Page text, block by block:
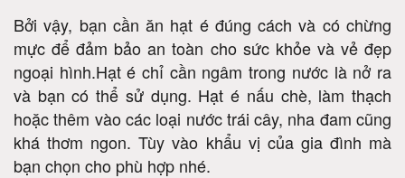
Bởi vậy, bạn cần ăn hạt é đúng cách và có chừng
mực để đảm bảo an toàn cho sức khỏe và vẻ đẹp
ngoại hình.Hạt é chỉ cần ngâm trong nước là nở ra
và bạn có thể sử dụng. Hạt é nấu chè, làm thạch
hoặc thêm vào các loại nước trái cây, nha đam cũng
khá thơm ngon. Tùy vào khẩu vị của gia đình mà
bạn chọn cho phù hợp nhé.